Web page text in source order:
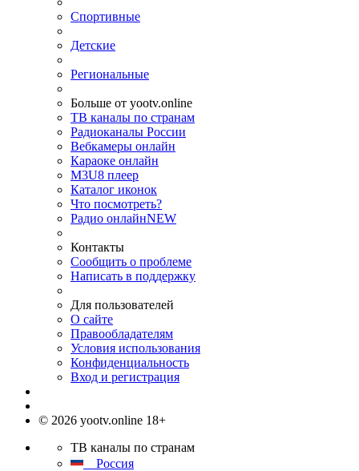
Спортивные
Детские
Региональные
Больше от yootv.online
ТВ каналы по странам
Радиоканалы России
Вебкамеры онлайн
Караоке онлайн
M3U8 плеер
Каталог иконок
Что посмотреть?
Радио онлайнNEW
Контакты
Сообщить о проблеме
Написать в поддержку
Для пользователей
О сайте
Правообладателям
Условия использования
Конфиденциальность
Вход и регистрация
© 2026 yootv.online 18+
ТВ каналы по странам
Россия